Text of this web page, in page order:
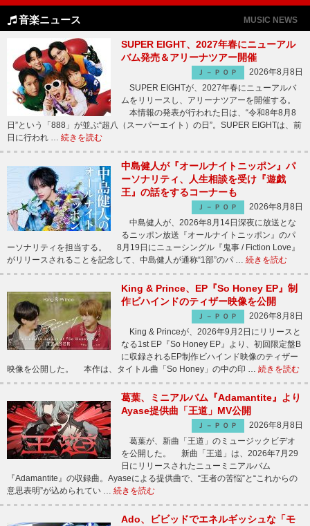
音楽ニュース MUSIC NEWS
SUPER EIGHT、2027年春にニューアル
バム発売＆アリーナツアー開催
Ｊ－ＰＯＰ
2026年8月8日
SUPER EIGHTが、2027年春にニューアルバ
ムをリリースし、アリーナツアーを開催する。
本情報の発表が行われた日は、“令和8年8月8
日”という「888」が並ぶ“超八（スーパーエイト）の日”。SUPER EIGHTは、前
日に行われ … 続きを読む
中島健人が『オールナイトニッポン』パ
ーソナリティ、人生相談を受け『遊戯
王』の話をするコーナーも
Ｊ－ＰＯＰ
2026年8月8日
中島健人が、2026年8月14日深夜に放送とな
るニッポン放送『オールナイトニッポン』のパ
ーソナリティを担当する。 8月19日にニューシングル『鬼事 / Fiction Love』
がリリースされることを記念して、中島健人が通称“1部”のパ … 続きを読む
King & Prince、EP『So Honey EP』制
作ビハインドのティザー映像を公開
Ｊ－ＰＯＰ
2026年8月8日
King & Princeが、2026年9月2日にリリースと
なる1st EP『So Honey EP』より、初回限定盤B
に収録されるEP制作ビハインド映像のティザー
映像を公開した。 本作は、タイトル曲「So Honey」の中の印 … 続きを読む
葛葉、ミニアルバム『Adamantite』より
Ayase提供曲「王道」MV公開
Ｊ－ＰＯＰ
2026年8月8日
葛葉が、新曲「王道」のミュージックビデオ
を公開した。 新曲「王道」は、2026年7月29
日にリリースされたニューミニアルバム
『Adamantite』の収録曲。Ayaseによる提供曲で、“王者の苦悩”と“これからの
意思表明”が込められてい … 続きを読む
Ado、ビビッドでエネルギッシュな「モ